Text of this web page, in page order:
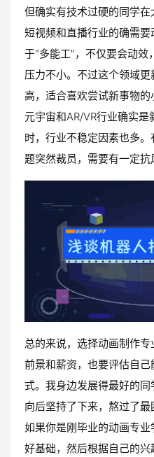
但确实有技术过硬的同学在
短视频和直播行业的确需
于"多能工"，不仅要会动效
压力不小。不过这个领域
高，适合喜欢尝试新事物的
元宇宙和AR/VR行业确实
时，行业不稳定因素也多
题突然裁员，需要有一定抗
总的来说，选择动画制作
前景和薪资，也要评估自
式。我身边发展得最好的
向后坚持了下来，熬过了最
如果你是刚毕业的动画专
好基础，然后根据自己的